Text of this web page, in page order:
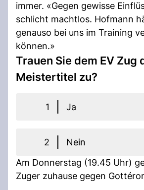
immer. «Gegen gewisse
schlicht machtlos. Hofmann
genauso bei uns im Training
können.»
Trauen Sie dem EV Zug
Meistertitel zu?
1 Ja
2
Nein
Am Donnerstag (19.45 Uhr)
Zuger zuhause gegen